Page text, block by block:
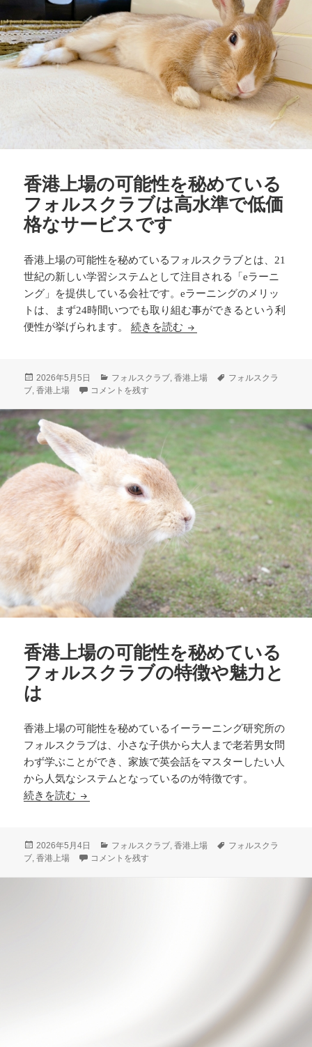
香港上場の可能性を秘めている
フォルスクラブは高水準で低価
格なサービスです
香港上場の可能性を秘めているフォルスクラブとは、21
世紀の新しい学習システムとして注目される「eラーニ
ング」を提供している会社です。eラーニングのメリッ
トは、まず24時間いつでも取り組む事ができるという利
便性が挙げられます。続きを読む 香港上場の可能性を秘め
投
稿
2026年5月5日
カ
テ
フォルスクラブ ,香港上場
タ
フォルスクラ
ブ ,香港上場 香港上場の可能性を秘めているフォルスクラブは高水準で
コメントを残す
香港上場の可能性を秘めている
フォルスクラブの特徴や魅力と
は
香港上場の可能性を秘めているイーラーニング研究所の
フォルスクラブは、小さな子供から大人まで老若男女問
わず学ぶことができ、家族で英会話をマスターしたい人
から人気なシステムとなっているのが特徴です。
続きを読む 香港上場の可能性を秘めているフォルスクラブ
投
稿
2026年5月4日
カ
テ
フォルスクラブ,香港上場
タ
フォルスクラ
ブ,香港上場 香港上場の可能性を秘めているフォルスクラブの特徴や魅
コメントを残す